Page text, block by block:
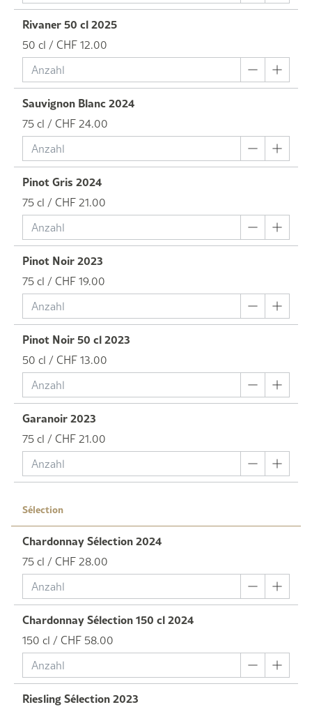
Rivaner 50 cl 2025
50 cl / CHF 12.00
Sauvignon Blanc 2024
75 cl / CHF 24.00
Pinot Gris 2024
75 cl / CHF 21.00
Pinot Noir 2023
75 cl / CHF 19.00
Pinot Noir 50 cl 2023
50 cl / CHF 13.00
Garanoir 2023
75 cl / CHF 21.00
Sélection
Chardonnay Sélection 2024
75 cl / CHF 28.00
Chardonnay Sélection 150 cl 2024
150 cl / CHF 58.00
Riesling Sélection 2023